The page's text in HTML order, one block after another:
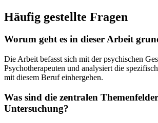
Häufig gestellte Fragen
Worum geht es in dieser Arbeit
Die Arbeit befasst sich mit der psychischen
Psychotherapeuten und analysiert die
mit diesem Beruf einhergehen.
Was sind die zentralen
Untersuchung?